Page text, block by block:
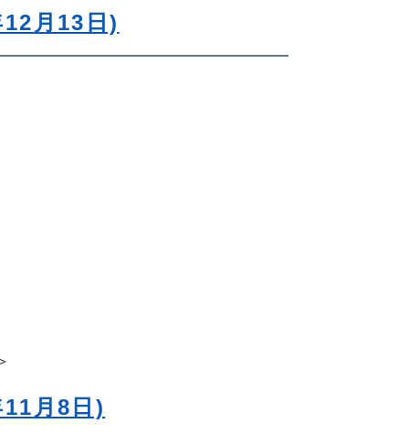
12月13日)
11月8日)